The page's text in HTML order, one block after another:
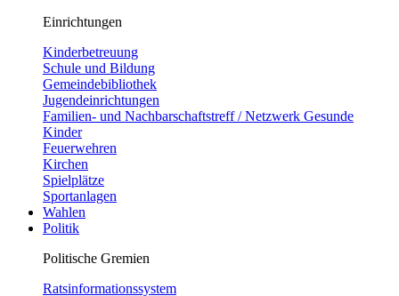
Einrichtungen
Kinderbetreuung
Schule und Bildung
Gemeindebibliothek
Jugendeinrichtungen
Familien- und Nachbarschaftstreff / Netzwerk Gesunde
Kinder
Feuerwehren
Kirchen
Spielplätze
Sportanlagen
Wahlen
Politik
Politische Gremien
Ratsinformationssystem